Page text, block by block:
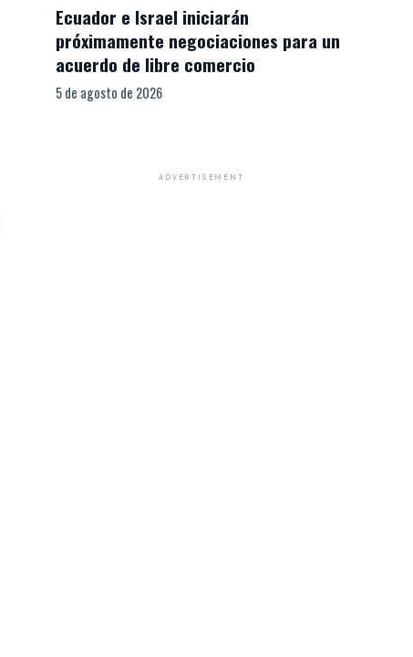
Ecuador e Israel iniciarán
próximamente negociaciones para un
acuerdo de libre comercio
5 de agosto de 2026
ADVERTISEMENT